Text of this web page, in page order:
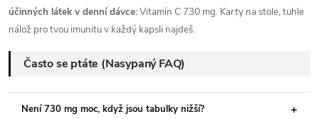
účinných látek v denní dávce:Vitamín C 730 mg. Karty na stole, tuhle
nálož pro tvou imunitu v každý kapsli najdeš.
Často se ptáte (Nasypaný FAQ)
Není 730 mg moc, když jsou tabulky nižší?